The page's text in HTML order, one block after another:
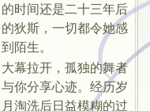
的时间还是二十三年后
的狄斯，一切都令她感
到陌生。
大幕拉开，孤独的舞者
与你分享心迹。经历岁
月淘洗后日益模糊的过